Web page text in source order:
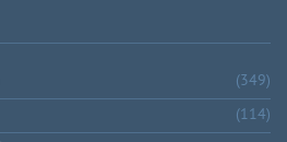
(349)
(114)